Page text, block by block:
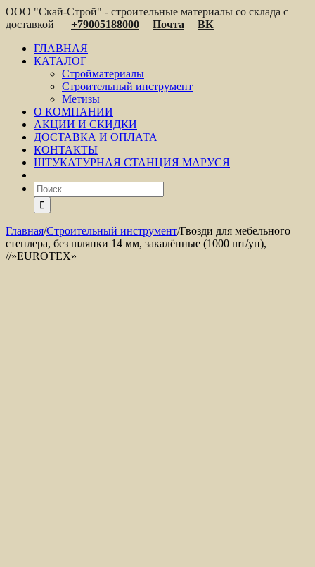
ООО "Скай-Строй" - строительные материалы со склада с
доставкой
+79005188000 Почта
ВК
ГЛАВНАЯ
КАТАЛОГ
Стройматериалы
Строительный инструмент
Метизы
О КОМПАНИИ
АКЦИИ И СКИДКИ
ДОСТАВКА И ОПЛАТА
КОНТАКТЫ
ШТУКАТУРНАЯ СТАНЦИЯ МАРУСЯ
Главная/Строительный инструмент/Гвозди для мебельного
степлера, без шляпки 14 мм, закалённые (1000 шт/уп),
//»EUROTEX»